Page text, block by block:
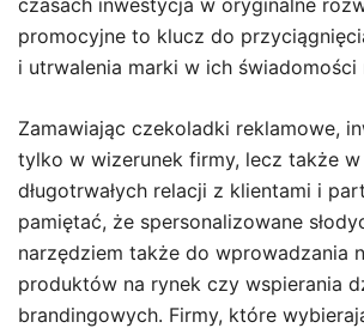
czasach inwestycja w oryginalne
promocyjne to klucz do
i utrwalenia marki w ich świadomości
Zamawiając czekoladki reklamowe,
tylko w wizerunek firmy, lecz także
długotrwałych relacji z klientami i
pamiętać, że spersonalizowane
narzędziem także do wprowadzania
produktów na rynek czy wspierania
brandingowych. Firmy, które